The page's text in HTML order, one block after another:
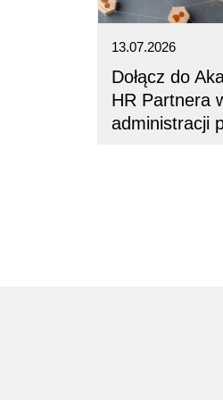
13.07.2026
Dołącz do
HR Partnera
administracji